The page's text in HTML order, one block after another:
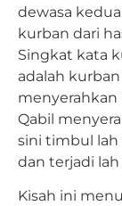
dewasa
kurban dari
Singkat kata
adalah
menyerahkan
Qabil
sini timbul lah
dan terjadi
Kisah ini